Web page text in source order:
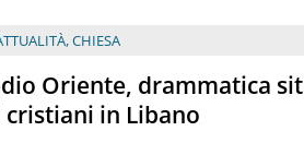
,CHIESA
Oriente, drammatica
cristiani in Libano